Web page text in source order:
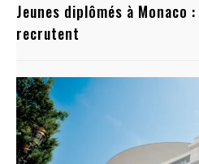
Jeunes diplômés à Monaco
recrutent